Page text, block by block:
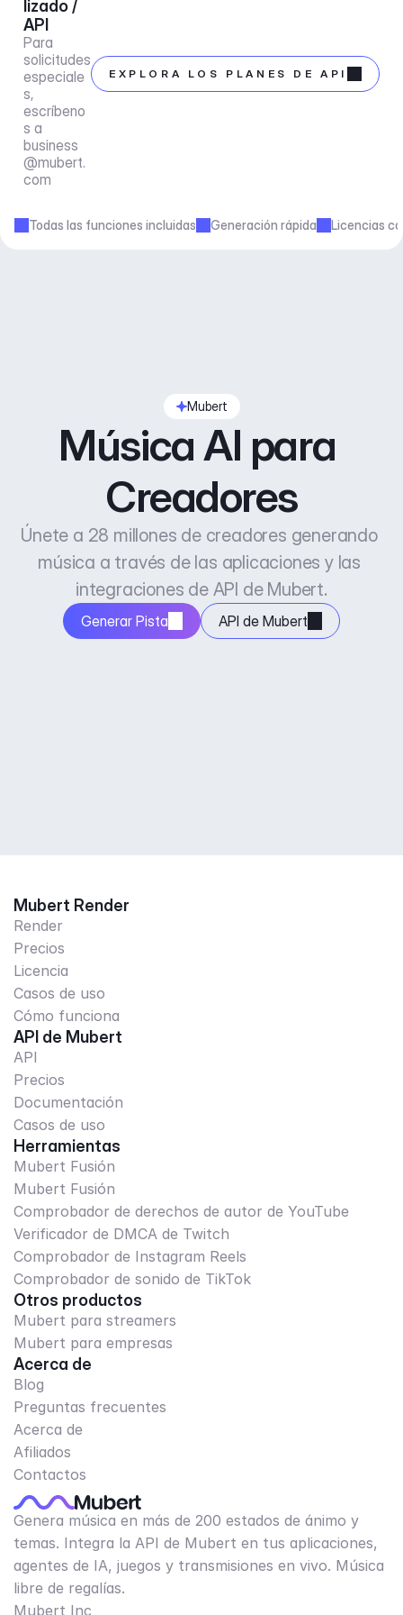
lizado /
API
Para
solicitudes
especiale
s,
escríbeno
business
@mubert.
com
EXPLORA LOS PLANES DE API
Todas las funciones incluidas Generación rápida Licencias
Mubert
Música AI para
Creadores
Únete a 28 millones de creadores generando
música a través de las aplicaciones y las
integraciones de API de Mubert.
Generar Pista API de Mubert
Mubert Render
Render
Precios
Licencia
Casos de uso
Cómo funciona
API de Mubert
API
Precios
Documentación
Casos de uso
Herramientas
Mubert Fusión
Mubert Fusión
Comprobador de derechos de autor de YouTube
Verificador de DMCA de Twitch
Comprobador de Instagram Reels
Comprobador de sonido de TikTok
Otros productos
Mubert para streamers
Mubert para empresas
Acerca de
Blog
Preguntas frecuentes
Acerca de
Afiliados
Contactos
Genera música en más de 200 estados de ánimo y
temas. Integra la API de Mubert en tus aplicaciones,
agentes de IA, juegos y transmisiones en vivo. Música
libre de regalías.
Mubert Inc